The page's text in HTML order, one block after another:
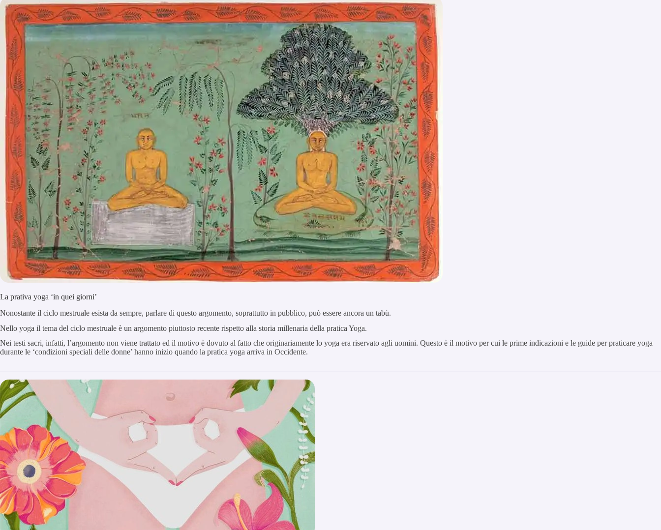
La prativa yoga ‘in quei giorni’
Nonostante il ciclo mestruale esista da sempre, parlare di questo argomento, soprattutto in pubblico, può essere ancora un tabù.
Nello yoga il tema del ciclo mestruale è un argomento piuttosto recente rispetto alla storia millenaria della pratica Yoga.
Nei testi sacri, infatti, l’argomento non viene trattato ed il motivo è dovuto al fatto che originariamente lo yoga era riservato agli uomini. Questo è il motivo per cui le prime indicazioni e le guide per praticare yoga
durante le ‘condizioni speciali delle donne’ hanno inizio quando la pratica yoga arriva in Occidente.